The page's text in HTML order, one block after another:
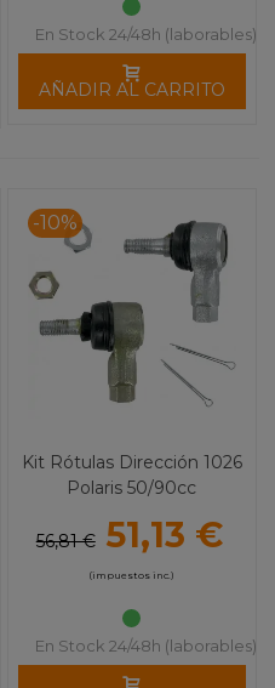
En Stock 24/48h (laborables)
AÑADIR AL CARRITO
-10%
Kit Rótulas Dirección 1026
Polaris 50/90cc
56,81 € 51,13 €
(impuestos inc.)
En Stock 24/48h (laborables)